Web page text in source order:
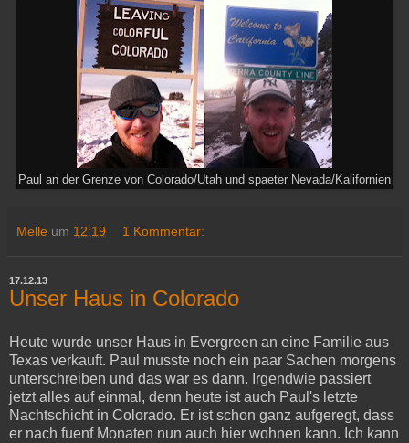
Paul an der Grenze von Colorado/Utah und spaeter Nevada/Kalifornien
Melle um 12:19 1 Kommentar:
17.12.13
Unser Haus in Colorado
Heute wurde unser Haus in Evergreen an eine Familie aus
Texas verkauft. Paul musste noch ein paar Sachen morgens
unterschreiben und das war es dann. Irgendwie passiert
jetzt alles auf einmal, denn heute ist auch Paul's letzte
Nachtschicht in Colorado. Er ist schon ganz aufgeregt, dass
er nach fuenf Monaten nun auch hier wohnen kann. Ich kann